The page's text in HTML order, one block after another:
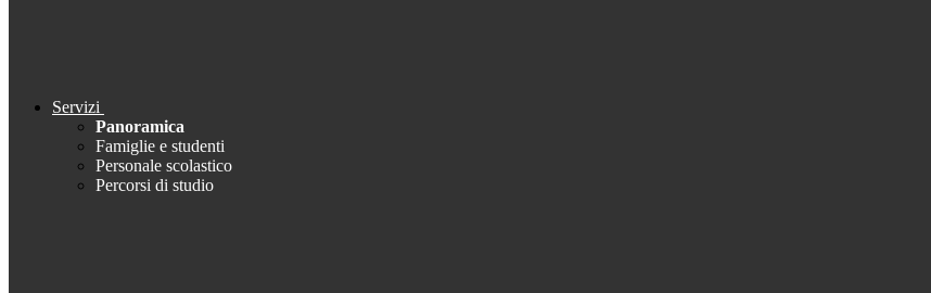
Servizi
Panoramica
Famiglie e studenti
Personale scolastico
Percorsi di studio